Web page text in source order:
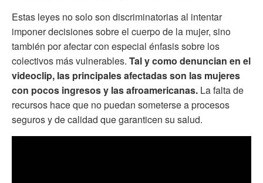
Estas leyes no solo son discriminatorias al intentar
imponer decisiones sobre el cuerpo de la mujer, sino
también por afectar con especial énfasis sobre los
colectivos más vulnerables. Tal y como denuncian en el
videoclip, las principales afectadas son las mujeres
con pocos ingresos y las afroamericanas. La falta de
recursos hace que no puedan someterse a procesos
seguros y de calidad que garanticen su salud.